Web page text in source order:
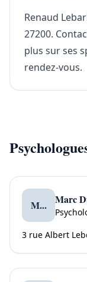
Renaud
27200.
plus sur ses
rendez-vous.
M...
3 rue Albert